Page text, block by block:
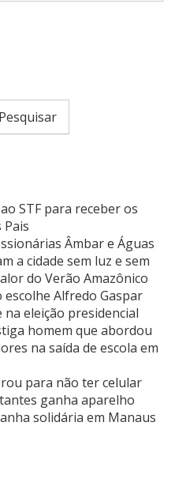
Pesquisar
STF para receber os
Âmbar e Águas
a cidade sem luz e sem
do Verão Amazônico
escolhe Alfredo Gaspar
na eleição presidencial
homem que abordou
na saída de escola em
para não ter celular
ganha aparelho
solidária em Manaus